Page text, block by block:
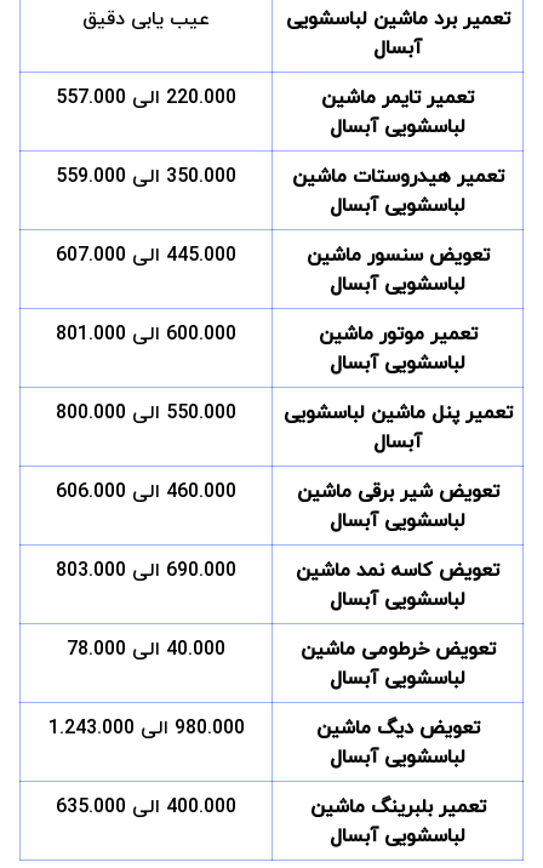
تعمیر برد ماشین لباسشویی
آبسال
عیب یابی دقیق
تعمیر تایمر ماشین
لباسشویی آبسال
220.000 الی 557.000
تعمیر هیدروستات ماشین
لباسشویی آبسال
350.000 الی 559.000
تعویض سنسور ماشین
لباسشویی آبسال
445.000 الی 607.000
تعمیر موتور ماشین
لباسشویی آبسال
600.000 الی 801.000
تعمیر پنل ماشین لباسشویی
آبسال
550.000 الی 800.000
تعویض شیر برقی ماشین
لباسشویی آبسال
460.000 الی 606.000
تعویض کاسه نمد ماشین
لباسشویی آبسال
690.000 الی 803.000
تعویض خرطومی ماشین
لباسشویی آبسال
40.000 الی 78.000
تعویض دیگ ماشین
لباسشویی آبسال
980.000 الی 1.243.000
تعمیر بلبرینگ ماشین
لباسشویی آبسال
400.000 الی 635.000